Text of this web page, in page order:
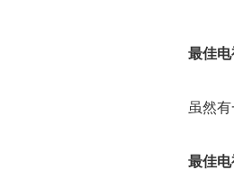
最佳电
虽然
最佳电